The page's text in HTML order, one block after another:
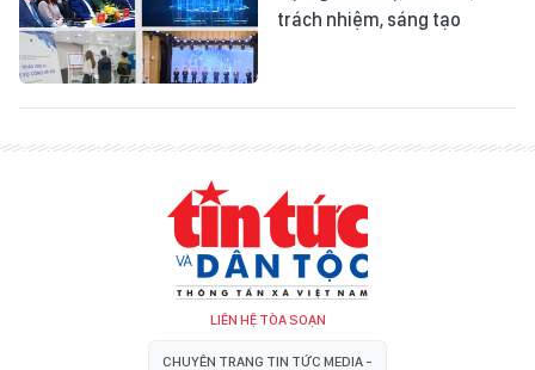
trách nhiệm, sáng tạo
LIÊN HỆ TÒA SOẠN
CHUYÊN TRANG TIN TỨC MEDIA -